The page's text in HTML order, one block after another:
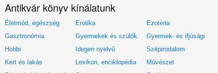
Antikvár könyv kínálatunk
Életmód, egészség Erotika
Ezotéria
Gasztronómia
Gyermekek és szülők
Gyermek- és ifjúsági
Hobbi
Idegen nyelvű
Szépirodalom
Kert és lakás
Lexikon, enciklopédia
Művészet